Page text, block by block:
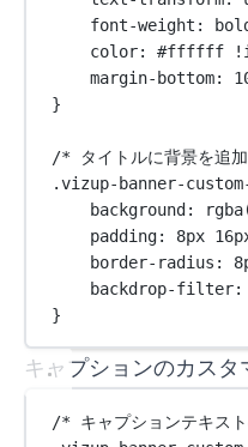
font-weight :
color: #ffffff
margin-bottom:
}
/* タイトルに背景を追
.vizup-banner-
background: rgba
padding: 8px 16
border-radius : 8
backdrop-filter:
}
キャプションのカスタ
/* キャプションテキス